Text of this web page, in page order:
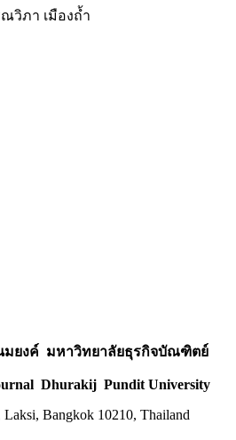
วิภา เมืองถ้ำ
มยงค์ มหาวิทยาลัยธุรกิจบัณฑิตย์
Dhurakij Pundit University
Laksi, Bangkok 10210, Thailand